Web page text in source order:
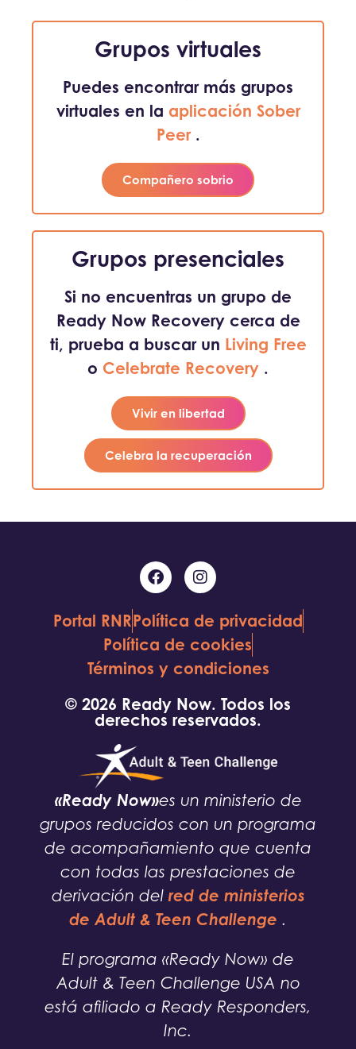
Grupos virtuales
Puedes encontrar más grupos
virtuales en la aplicación Sober
Peer.
Compañero sobrio
Grupos presenciales
Si no encuentras un grupo de
Ready Now Recovery cerca de
ti, prueba a buscar un Living Free
o Celebrate Recovery .
Vivir en libertad
Celebra la recuperación
Portal RNRPolítica de privacidad
Política de cookies
Términos y condiciones
© 2026 Ready Now. Todos los
derechos reservados.
«Ready Now»es un ministerio de
grupos reducidos con un programa
de acompañamiento que cuenta
con todas las prestaciones de
derivación del red de ministerios
de Adult & Teen Challenge .
El programa «Ready Now» de
Adult & Teen Challenge USA no
está afiliado a Ready Responders,
Inc.